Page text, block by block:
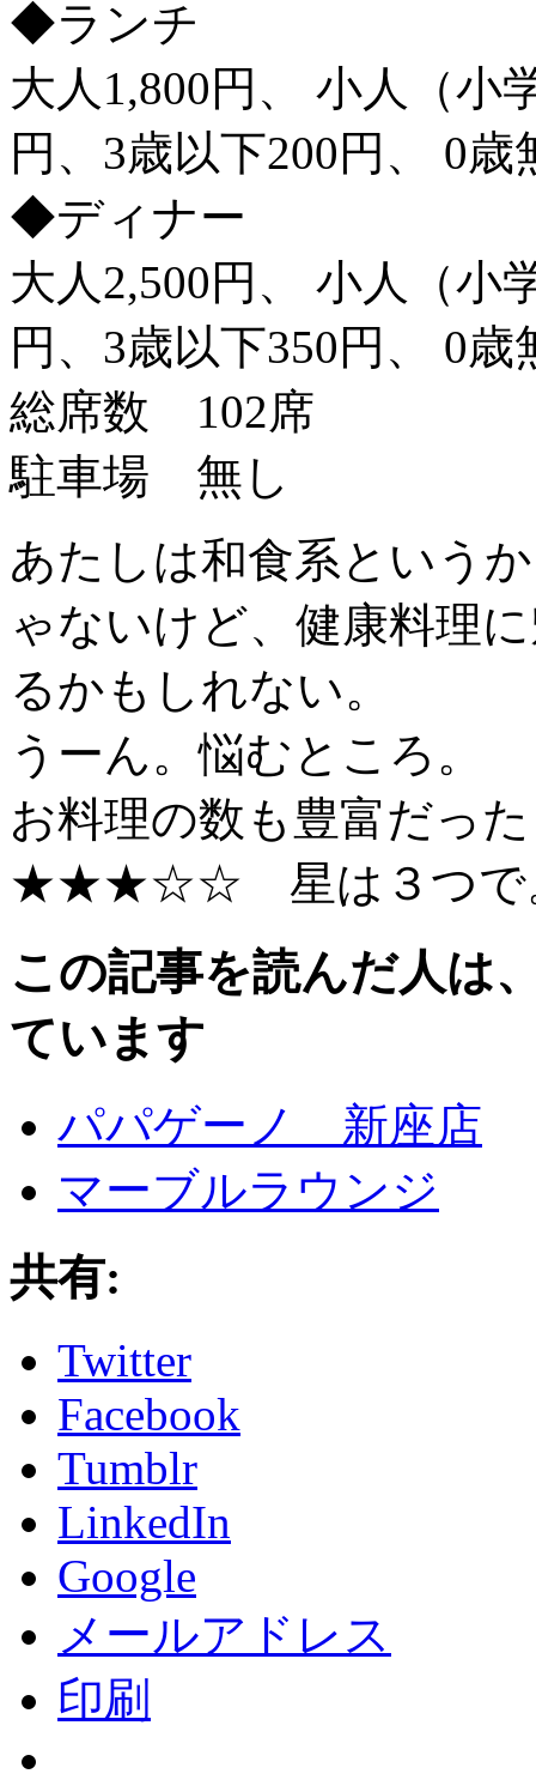
◆ランチ
大人1,800円、 小人（小
円、3歳以下200円、 0歳
◆ディナー
大人2,500円、 小人（小
円、3歳以下350円、 0歳
総席数 102席
駐車場 無し
あたしは和食系という
ゃないけど、健康料理
るかもしれない。
うーん。悩むところ。
お料理の数も豊富だっ
★★★☆☆ 星は３つで
この記事を読んだ人は
ています
パパゲーノ 新座店
マーブルラウンジ
共有:
Twitter
Facebook
Tumblr
LinkedIn
Google
メールアドレス
印刷